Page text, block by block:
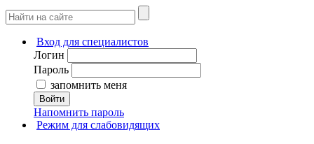
Вход для специалистов
Логин
Пароль
запомнить меня
Войти
Напомнить пароль
Режим для слабовидящих